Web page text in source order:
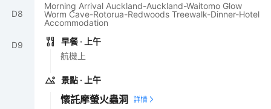
D8
D9
Morning Arrival Auckland-Auckland-Waitomo Glow
Worm Cave-Rotorua-Redwoods Treewalk-Dinner-Hotel
Accommodation
早餐 · 上午
航機上
景點 · 上午
懷託摩螢火蟲洞